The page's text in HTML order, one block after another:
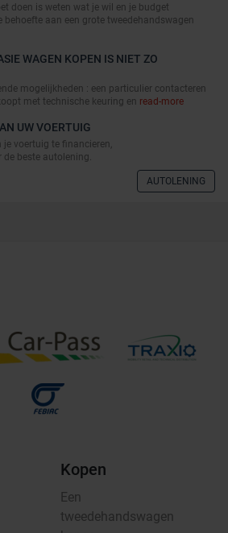
doen is weten wat je wil en je budget
behoefte aan een grote tweedehandswagen
WAGEN KOPEN IS NIET ZO
mogelijkheden : een particulier contacteren
met technische keuring en read-more
UW VOERTUIG
je voertuig te financieren,
de beste autolening.
AUTOLENING
Kopen
Een
tweedehandswagen